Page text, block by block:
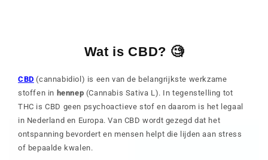
Wat is CBD? 🧐
CBD (cannabidiol) is een van de belangrijkste werkzame
stoffen in hennep (Cannabis Sativa L). In tegenstelling tot
THC is CBD geen psychoactieve stof en daarom is het legaal
in Nederland en Europa. Van CBD wordt gezegd dat het
ontspanning bevordert en mensen helpt die lijden aan stress
of bepaalde kwalen.